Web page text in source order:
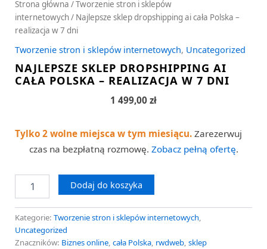
Strona główna /Tworzenie stron i sklepów
internetowych/ Najlepsze sklep dropshipping ai cała Polska –
realizacja w 7 dni
Tworzenie stron i sklepów internetowych, Uncategorized
NAJLEPSZE SKLEP DROPSHIPPING AI
CAŁA POLSKA – REALIZACJA W 7 DNI
1 499,00 zł
Tylko 2 wolne miejsca w tym miesiącu. Zarezerwuj
czas na bezpłatną rozmowę. Zobacz pełną ofertę.
Dodaj do koszyka
Kategorie: Tworzenie stron i sklepów internetowych,
Uncategorized
Znaczników: Biznes online, cała Polska, rwdweb, sklep